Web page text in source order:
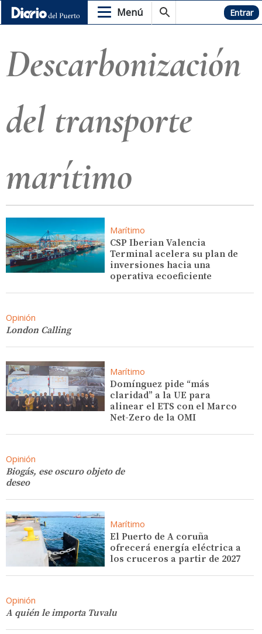
Menú Hemeroteca Entrar
Descarbonización
del transporte
marítimo
Marítimo
CSP Iberian Valencia
Terminal acelera su plan de
inversiones hacia una
operativa ecoeficiente
Opinión
London Calling
Marítimo
Domínguez pide “más
claridad” a la UE para
alinear el ETS con el Marco
Net-Zero de la OMI
Opinión
Biogás, ese oscuro objeto de
deseo
Marítimo
El Puerto de A coruña
ofrecerá energía eléctrica a
los cruceros a partir de 2027
Opinión
A quién le importa Tuvalu